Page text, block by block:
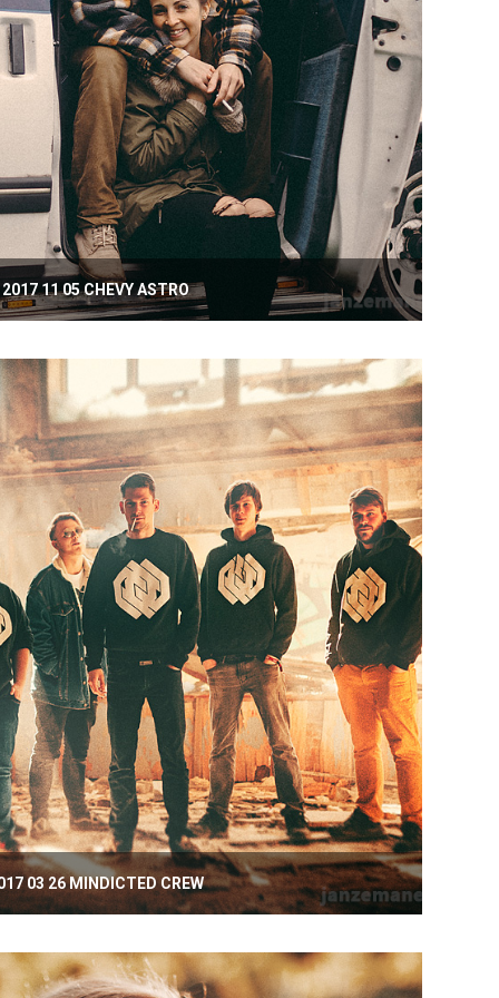
2017 11 05 CHEVY ASTRO
03 26 MINDICTED CREW